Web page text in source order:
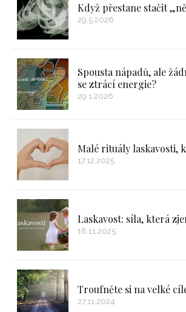
Když přestane stačit
29.5.2026
Spousta nápadů, ale
se ztrácí energie?
29.1.2026
Malé rituály laskavosti,
17.12.2025
Laskavost: síla, která
18.11.2025
Troufněte si na velké
27.11.2024